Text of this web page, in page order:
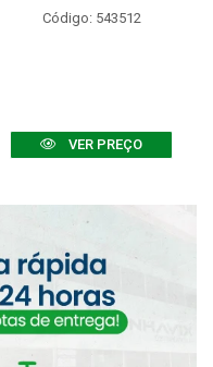
Código: 543512
VER PREÇO